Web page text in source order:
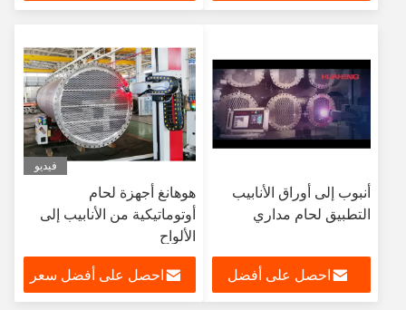
أنبوب إلى أوراق الأنابيب
التطبيق لحام مداري
احصل على أفضل
فيديو
هوهانغ أجهزة لحام
أوتوماتيكية من الأنابيب إلى
الألواح
احصل على أفضل سعر